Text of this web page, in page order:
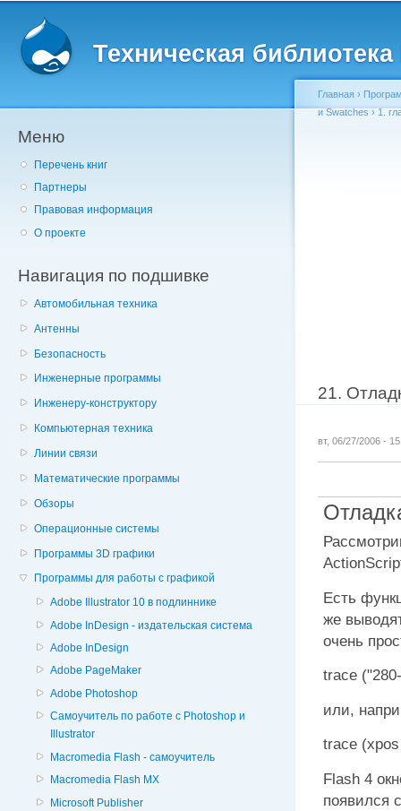
Техническая
Меню
Перечень книг
Партнеры
Правовая информация
О проекте
Навигация по подшивке
Автомобильная техника
Антенны
Безопасность
Инженерные программы
Инженеру-конструктору
Компьютерная техника
Линии связи
Математические программы
Обзоры
Операционные системы
Программы 3D графики
Программы для работы с графикой
Adobe Illustrator 10 в подлиннике
Adobe InDesign - издательская система
Adobe InDesign
Adobe PageMaker
Adobe Photoshop
Cамоучитель по работе с Photoshop и
Illustrator
Macromedia Flash - самоучитель
Macromedia Flash MX
Microsoft Publisher
Главная ›
и Swatches›1.
21.
вт, 06/27/2006 -
Есть
же
очень
trace
или,
trace
Flash 4
появился